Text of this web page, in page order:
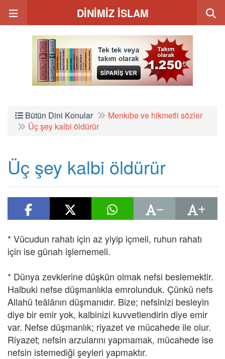
DİNİMİZ İSLAM
Bütün Dini Konular
Menkıbe ve hikmetli sözler
Üç şey kalbi öldürür
Üç şey kalbi öldürür
* Vücudun rahatı için az yiyip içmeli, ruhun rahatı
için ise günah işlememeli.
* Dünya zevklerine düşkün olmak nefsi beslemektir.
Halbuki nefse düşmanlıkla emrolunduk. Çünkü nefs
Allahü teâlânın düşmanıdır. Bize; nefsinizi besleyin
diye bir emir yok, kalbinizi kuvvetlendirin diye emir
var. Nefse düşmanlık; riyazet ve mücahede ile olur.
Riyazet; nefsin arzularını yapmamak, mücahede ise
nefsin istemediği şeyleri yapmaktır.